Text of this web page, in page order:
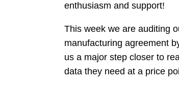
enthusiasm and support!
This week we are auditing
manufacturing agreement
us a major step closer to
data they need at a price